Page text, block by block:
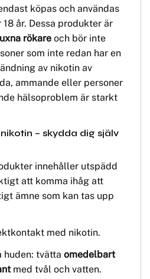
köpas och användas
18 år. Dessa produkter är
rökare och bör inte
som inte redan har en
av nikotin av
ammande eller personer
hälsoproblem är starkt
nikotin – skydda dig själv
innehåller utspädd
att komma ihåg att
ämne som kan tas upp
med nikotin.
huden: tvätta omedelbart
med tvål och vatten.